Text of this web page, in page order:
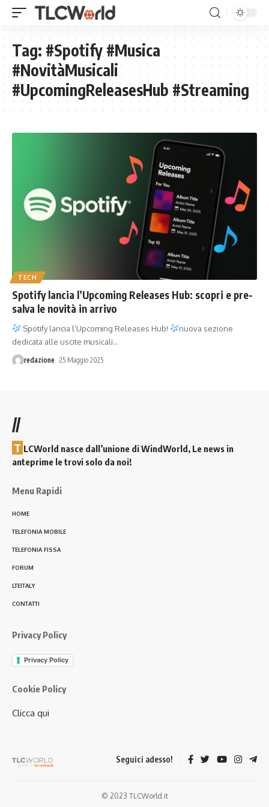
Tag: #Spotify #Musica
#NovitàMusicali
#UpcomingReleasesHub #Streaming
TECH
Spotify lancia l’Upcoming Releases Hub: scopri e pre-
salva le novità in arrivo
Spotify lancia l’Upcoming Releases Hub!
nuova sezione
dedicata alle uscite musicali…
redazione 25 Maggio 2025
//
T LCWorld nasce dall’unione di WindWorld, Le news in
anteprime le trovi solo da noi!
Menu Rapidi
HOME
TELEFONIA MOBILE
TELEFONIA FISSA
FORUM
LTEITALY
CONTATTI
Privacy Policy
Privacy Policy
Cookie Policy
Clicca qui
Seguici adesso!
© 2023 TLCWorld.it